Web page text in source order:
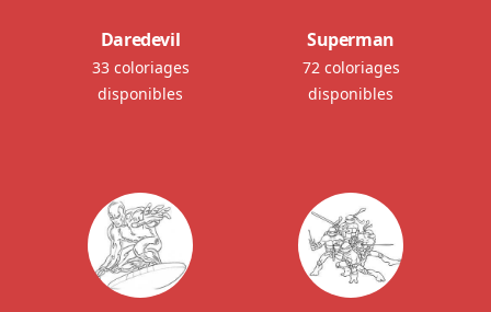
Daredevil
33 coloriages
disponibles
Superman
72 coloriages
disponibles